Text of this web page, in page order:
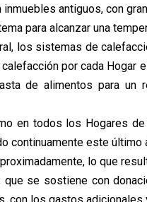
inmuebles antiguos, con
para alcanzar una
los sistemas de
por cada Hogar
de alimentos para
en todos los Hogares
continuamente este
lo que
que se sostiene con
con los gastos adicionales